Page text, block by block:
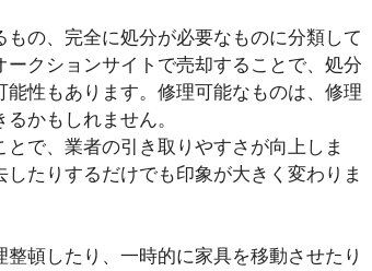
の、完全に処分が必要なものに分類して
クションサイトで売却することで、処分
性もあります。修理可能なものは、修理
かもしれません。
で、業者の引き取りやすさが向上しま
たりするだけでも印象が大きく変わりま
頓したり、一時的に家具を移動させたり